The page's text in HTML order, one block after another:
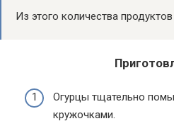
Из этого количества
Огурцы тщательно
кружочками.